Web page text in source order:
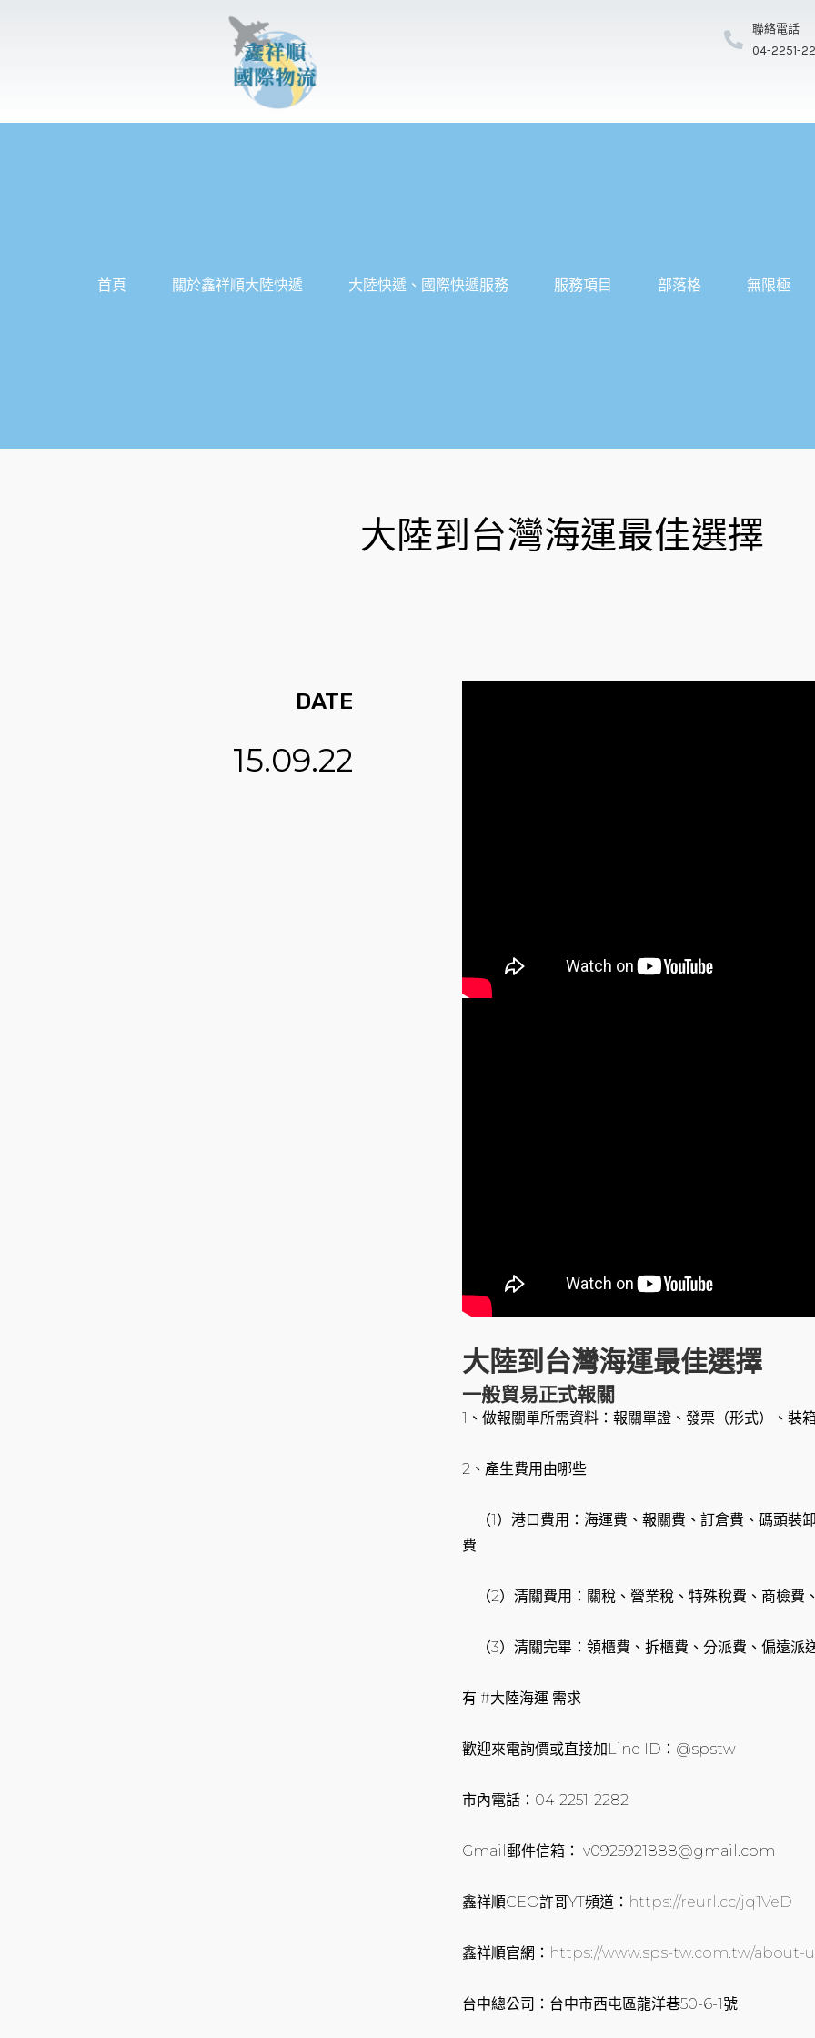
內
聯絡電話
04-2251-
首頁 關於鑫祥順大陸快遞 大陸快遞、國際快遞服務 服務項目 部落格 無限極
大陸到台灣海運最佳選擇
DATE
15.09.22
大陸到台灣海運最佳選擇
一般貿易正式報關
1、做報關單所需資料：報關單證、發票（形式）、裝
2、產生費用由哪些
（1）港口費用：海運費、報關費、訂倉費、碼頭裝
費
（2）清關費用：關稅、營業稅、特殊稅費、商檢費
（3）清關完畢：領櫃費、拆櫃費、分派費、偏遠派
有 #大陸海運 需求
歡迎來電詢價或直接加Line ID：@spstw
市內電話：04-2251-2282
Gmail郵件信箱： v0925921888@gmail.com
鑫祥順CEO許哥YT頻道： https://reurl.cc/jq1VeD
鑫祥順官網： https://www.sps-tw.com.tw/about-
台中總公司：台中市西屯區龍洋巷50-6-1號